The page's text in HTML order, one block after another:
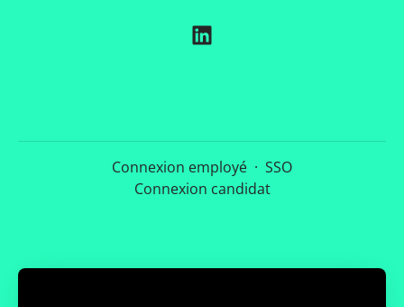
Connexion employé · SSO
Connexion candidat